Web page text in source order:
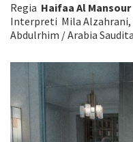
Regia Haifaa Al Mansour
Interpreti Mila Alzahrani,
Abdulrhim / Arabia